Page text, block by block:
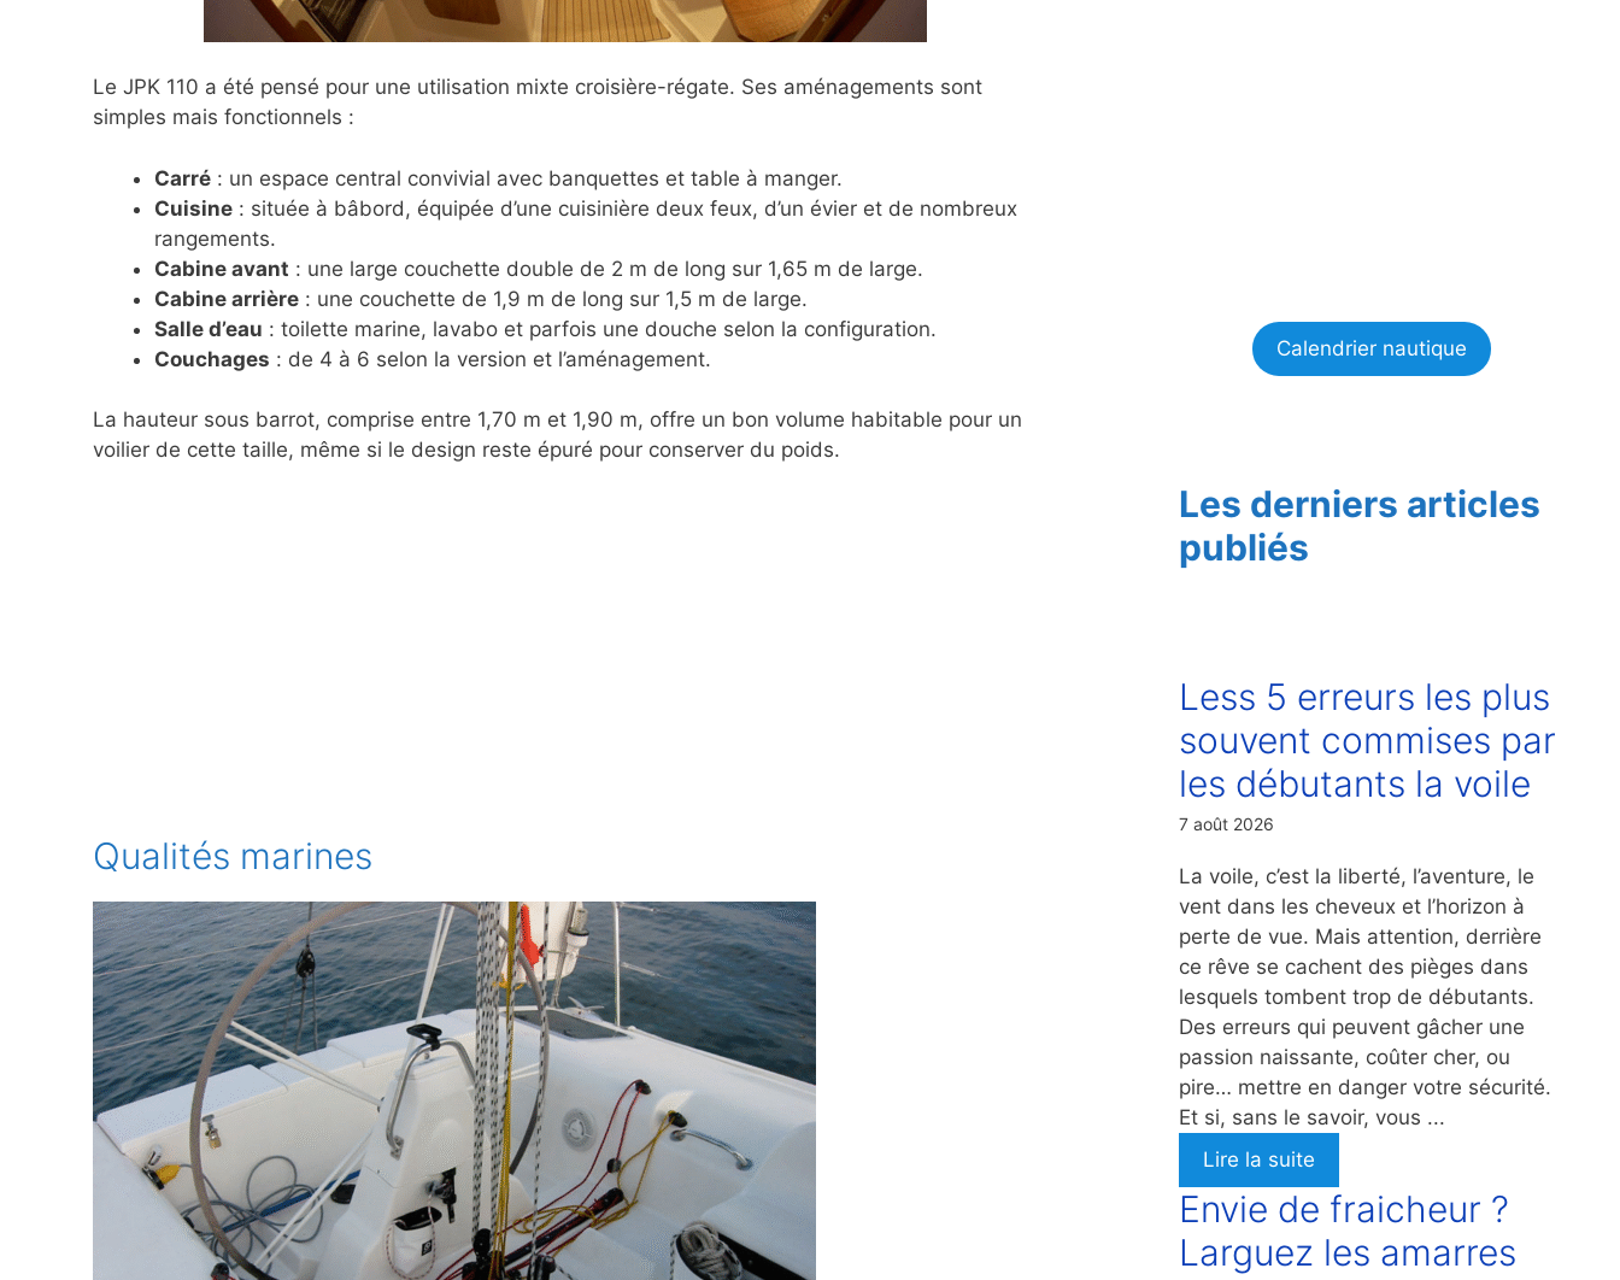
Le JPK 110 a été pensé pour une utilisation mixte croisière-régate. Ses aménagements sont
simples mais fonctionnels :
Carré : un espace central convivial avec banquettes et table à manger.
Cuisine : située à bâbord, équipée d’une cuisinière deux feux, d’un évier et de nombreux
rangements.
Cabine avant : une large couchette double de 2 m de long sur 1,65 m de large.
Cabine arrière : une couchette de 1,9 m de long sur 1,5 m de large.
Salle d’eau : toilette marine, lavabo et parfois une douche selon la configuration.
Couchages : de 4 à 6 selon la version et l’aménagement.
La hauteur sous barrot, comprise entre 1,70 m et 1,90 m, offre un bon volume habitable pour un
voilier de cette taille, même si le design reste épuré pour conserver du poids.
Qualités marines
Calendrier nautique
Les derniers articles
publiés
Less 5 erreurs les plus
souvent commises par
les débutants la voile
7 août 2026
La voile, c’est la liberté, l’aventure, le
vent dans les cheveux et l’horizon à
perte de vue. Mais attention, derrière
ce rêve se cachent des pièges dans
lesquels tombent trop de débutants.
Des erreurs qui peuvent gâcher une
passion naissante, coûter cher, ou
pire… mettre en danger votre sécurité.
Et si, sans le savoir, vous ...
Lire la suite
Envie de fraicheur ?
Larguez les amarres